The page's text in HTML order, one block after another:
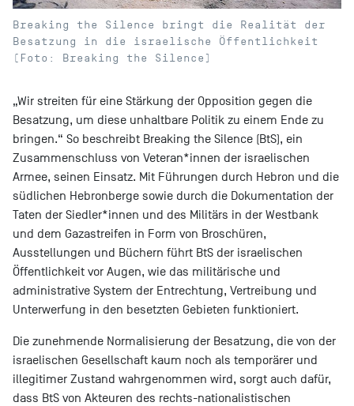
Breaking the Silence bringt die Realität der
Besatzung in die israelische Öffentlichkeit
(Foto: Breaking the Silence)
„Wir streiten für eine Stärkung der Opposition gegen die
Besatzung, um diese unhaltbare Politik zu einem Ende zu
bringen.“ So beschreibt Breaking the Silence (BtS), ein
Zusammenschluss von Veteran*innen der israelischen
Armee, seinen Einsatz. Mit Führungen durch Hebron und die
südlichen Hebronberge sowie durch die Dokumentation der
Taten der Siedler*innen und des Militärs in der Westbank
und dem Gazastreifen in Form von Broschüren,
Ausstellungen und Büchern führt BtS der israelischen
Öffentlichkeit vor Augen, wie das militärische und
administrative System der Entrechtung, Vertreibung und
Unterwerfung in den besetzten Gebieten funktioniert.
Die zunehmende Normalisierung der Besatzung, die von der
israelischen Gesellschaft kaum noch als temporärer und
illegitimer Zustand wahrgenommen wird, sorgt auch dafür,
dass BtS von Akteuren des rechts-nationalistischen